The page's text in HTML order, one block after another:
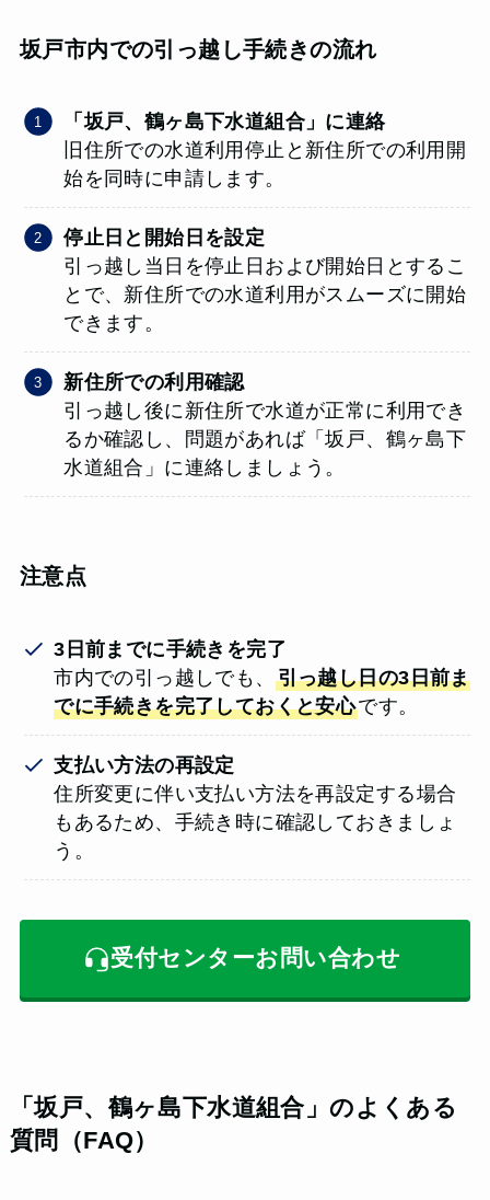
坂戸市内での引っ越し手続きの流れ
「坂戸、鶴ヶ島下水道組合」に連絡
旧住所での水道利用停止と新住所での利用開
始を同時に申請します。
停止日と開始日を設定
引っ越し当日を停止日および開始日とするこ
とで、新住所での水道利用がスムーズに開始
できます。
新住所での利用確認
引っ越し後に新住所で水道が正常に利用でき
るか確認し、問題があれば「坂戸、鶴ヶ島下
水道組合」に連絡しましょう。
注意点
3日前までに手続きを完了
市内での引っ越しでも、 引っ越し日の3日前ま
でに手続きを完了しておくと安心です。
支払い方法の再設定
住所変更に伴い支払い方法を再設定する場合
もあるため、手続き時に確認しておきましょ
う。
受付センターお問い合わせ
「坂戸、鶴ヶ島下水道組合」のよくある
質問（FAQ）